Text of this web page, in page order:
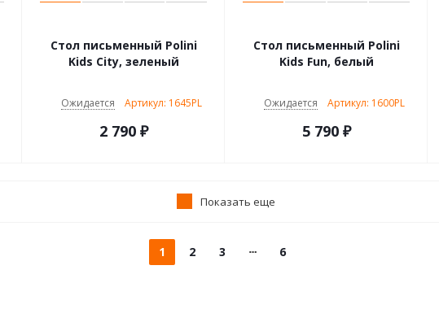
Стол письменный Polini
Kids City, зеленый
Ожидается Артикул: 1645PL
2 790₽
Стол письменный Polini
Kids Fun, белый
Ожидается Артикул: 1600PL
5 790₽
Показать еще
1 2 3 6